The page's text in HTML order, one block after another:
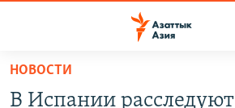
Вернуться
основному
НОВОСТИ
В Испании расследуют